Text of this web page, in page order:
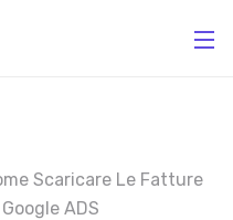
Scaricare Le Fatture
ADS